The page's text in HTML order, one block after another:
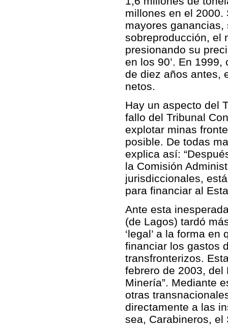
millones en el 2000.
mayores
sobreproducción, el
presionando su
en los 90’. En
de diez años antes,
netos.
Hay un aspecto del
fallo del Tribunal
explotar minas
posible. De todas
explica así:
la Comisión
jurisdiccionales,
para financiar al
Ante esta
(de Lagos) tardó
‘legal’ a la forma
financiar los gastos
transfronterizos.
febrero de 2003, del
Minería”. Mediante
otras
directamente a las
sea, Carabineros, el